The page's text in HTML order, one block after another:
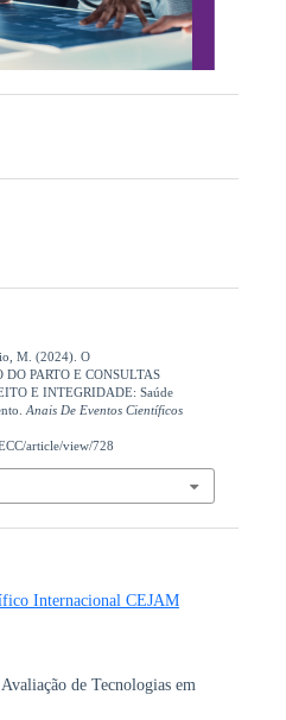
M. (2024). O
PARTO E CONSULTAS
E INTEGRIDADE: Saúde
Anais De Eventos Científicos
article/view/728
Internacional CEJAM
de Tecnologias em